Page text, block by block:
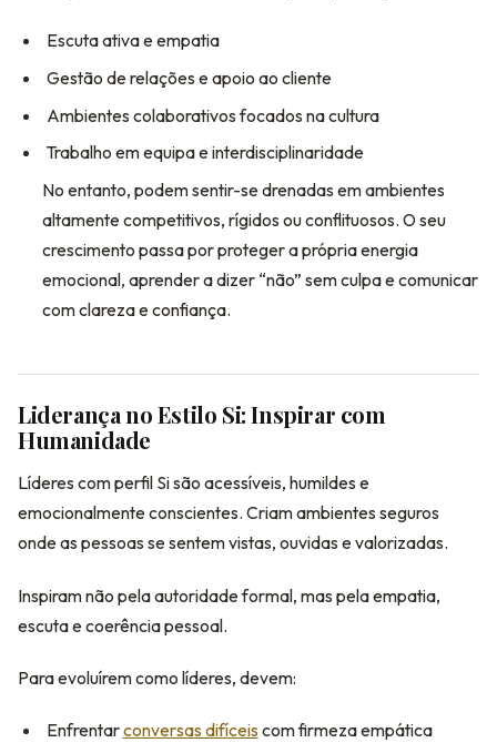
Escuta ativa e empatia
Gestão de relações e apoio ao cliente
Ambientes colaborativos focados na cultura
Trabalho em equipa e interdisciplinaridade
No entanto, podem sentir-se drenadas em ambientes
altamente competitivos, rígidos ou conflituosos. O seu
crescimento passa por proteger a própria energia
emocional, aprender a dizer “não” sem culpa e comunicar
com clareza e confiança.
Liderança no Estilo Si: Inspirar com
Humanidade
Líderes com perfil Si são acessíveis, humildes e
emocionalmente conscientes. Criam ambientes seguros
onde as pessoas se sentem vistas, ouvidas e valorizadas.
Inspiram não pela autoridade formal, mas pela empatia,
escuta e coerência pessoal.
Para evoluírem como líderes, devem:
Enfrentarconversas difíceis com firmeza empática